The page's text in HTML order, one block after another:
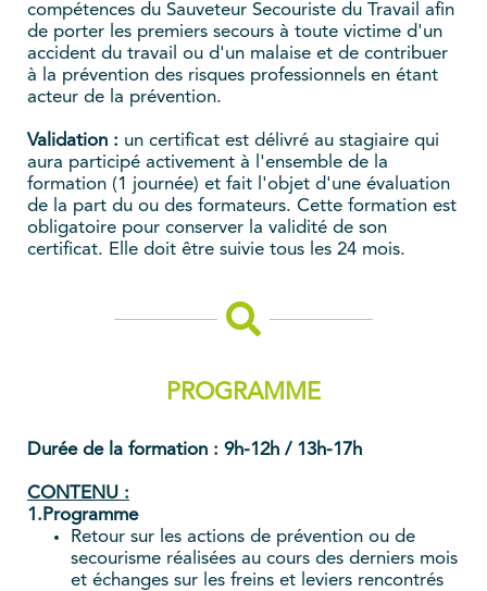
compétences du Sauveteur Secouriste du Travail afin
de porter les premiers secours à toute victime d'un
accident du travail ou d'un malaise et de contribuer
à la prévention des risques professionnels en étant
acteur de la prévention.
Validation : un certificat est délivré au stagiaire qui
aura participé activement à l'ensemble de la
formation (1 journée) et fait l'objet d'une évaluation
de la part du ou des formateurs. Cette formation est
obligatoire pour conserver la validité de son
certificat. Elle doit être suivie tous les 24 mois.
PROGRAMME
Durée de la formation : 9h-12h / 13h-17h
CONTENU :
1.Programme
Retour sur les actions de prévention ou de
secourisme réalisées au cours des derniers mois
et échanges sur les freins et leviers rencontrés